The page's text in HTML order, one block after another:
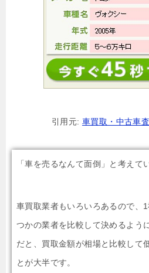
引用元: 車買取・中古車
「車を売るなんて面倒」と考えて
車買取業者もいろいろあるので、
つかの業者を比較して決めるよう
だと、買取金額が相場と比較して
とが大半です。